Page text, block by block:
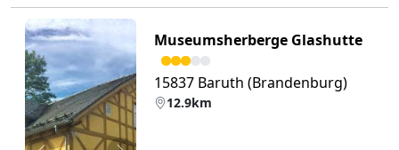
Museumsherberge Glashutte
15837 Baruth (Brandenburg)
12.9km